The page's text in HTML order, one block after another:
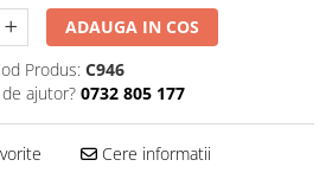
ADAUGA IN COS
Produs: C946
ajutor? 0732 805 177
Cere informatii